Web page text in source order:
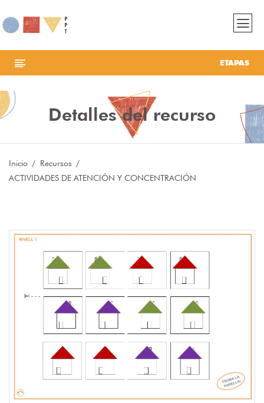
ETAPAS
Detalles del recurso
Inicio
Recursos
ACTIVIDADES DE ATENCIÓN Y CONCENTRACIÓN